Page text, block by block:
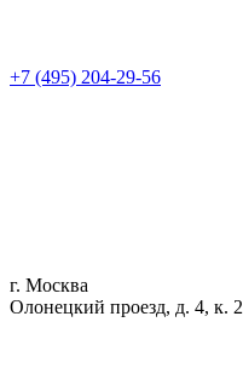
+7 (495) 204-29-56
г. Москва
Олонецкий проезд, д. 4, к. 2